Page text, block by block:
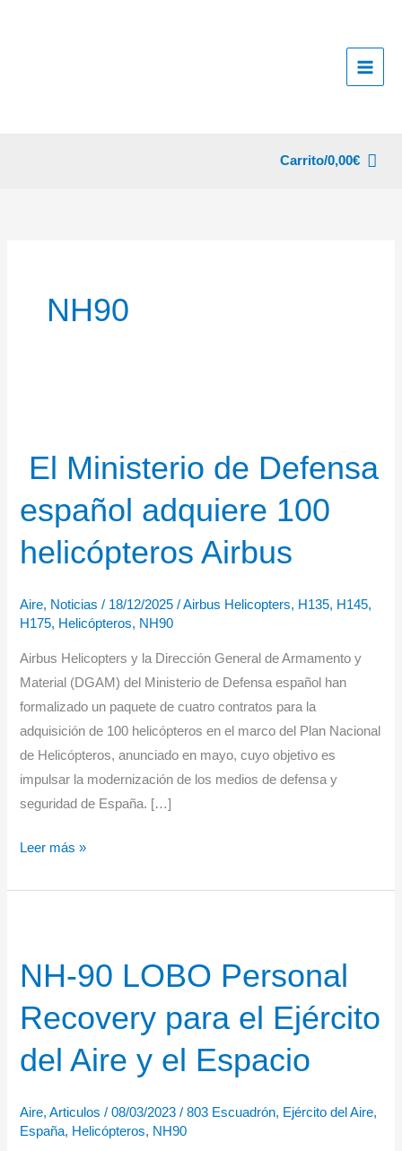
Carrito/0,00€
NH90
El Ministerio de Defensa
español adquiere 100
helicópteros Airbus
Aire, Noticias / 18/12/2025/Airbus Helicopters, H135, H145,
H175, Helicópteros, NH90
Airbus Helicopters y la Dirección General de Armamento y
Material (DGAM) del Ministerio de Defensa español han
formalizado un paquete de cuatro contratos para la
adquisición de 100 helicópteros en el marco del Plan Nacional
de Helicópteros, anunciado en mayo, cuyo objetivo es
impulsar la modernización de los medios de defensa y
seguridad de España. […]
El
de
adquiere
helicópteros
Leer más »
NH-90 LOBO Personal
Recovery para el Ejército
del Aire y el Espacio
Aire,Articulos /08/03/2023/803 Escuadrón, Ejército del Aire,
España, Helicópteros, NH90